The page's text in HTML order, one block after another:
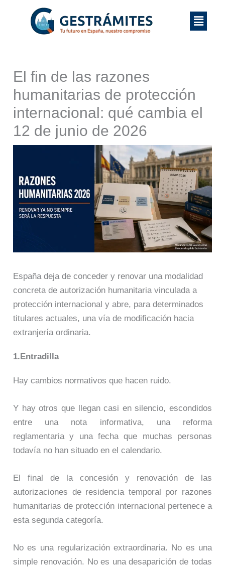
contenido
Menú
El fin de las razones
humanitarias de protección
internacional: qué cambia el
12 de junio de 2026
España deja de conceder y renovar una modalidad
concreta de autorización humanitaria vinculada a
protección internacional y abre, para determinados
titulares actuales, una vía de modificación hacia
extranjería ordinaria.
1.Entradilla
Hay cambios normativos que hacen ruido.
Y hay otros que llegan casi en silencio, escondidos
entre una nota informativa, una reforma
reglamentaria y una fecha que muchas personas
todavía no han situado en el calendario.
El final de la concesión y renovación de las
autorizaciones de residencia temporal por razones
humanitarias de protección internacional pertenece a
esta segunda categoría.
No es una regularización extraordinaria. No es una
simple renovación. No es una desaparición de todas